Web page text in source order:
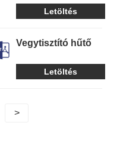
Letöltés
Vegytisztító hűtő
Letöltés
>